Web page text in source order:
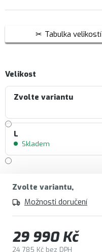
Tabulka velikostí
Velikost
Zvolte variantu
L
Skladem
Zvolte variantu
Možnosti doručení
29 990 Kč
24 785 Kč bez DPH